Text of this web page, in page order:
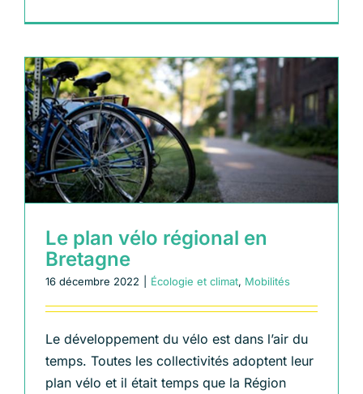
Le plan vélo régional en
Bretagne
16 décembre 2022 Écologie et climat, Mobilités
Le développement du vélo est dans l’air du
temps. Toutes les collectivités adoptent leur
plan vélo et il était temps que la Région